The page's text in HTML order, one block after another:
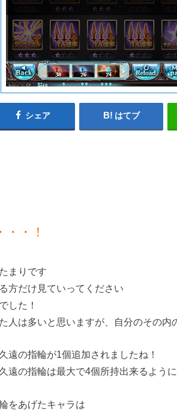
シェア はてブ
・！
まりです
方だけ見ていってください
した！
人は多いと思いますが、自分のその内
遠の指輪が1個追加されましたね！
遠の指輪は最大で4個所持出来るよう
をあげたキャラは